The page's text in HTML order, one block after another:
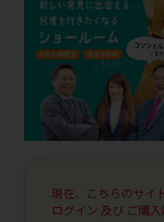
現在、こちらのサイ
ログイン 及び ご購